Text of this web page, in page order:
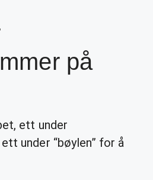
på
ett under
under “bøylen” for å